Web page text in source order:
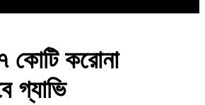
কোটি করোনা
গ্যাভি